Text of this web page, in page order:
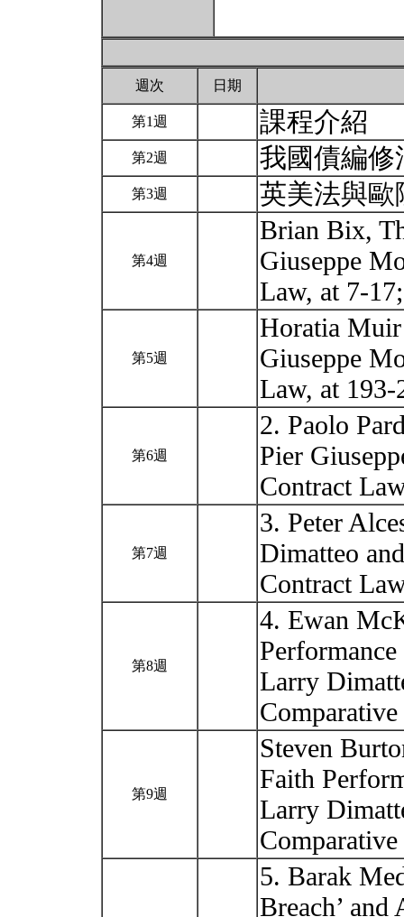
週次 日期
第1週 課程介紹
第2週 我國債編
第3週 英美法與
第4週
Brian Bix,
Giuseppe
Law, at 7-
第5週
Horatia Muir
Giuseppe
Law, at
第6週
2. Paolo
Pier
Contract
第7週
3. Peter
Dimatteo
Contract
第8週
4. Ewan
Larry
第9週
Steven
Faith
Larry
5. Barak
Breach’